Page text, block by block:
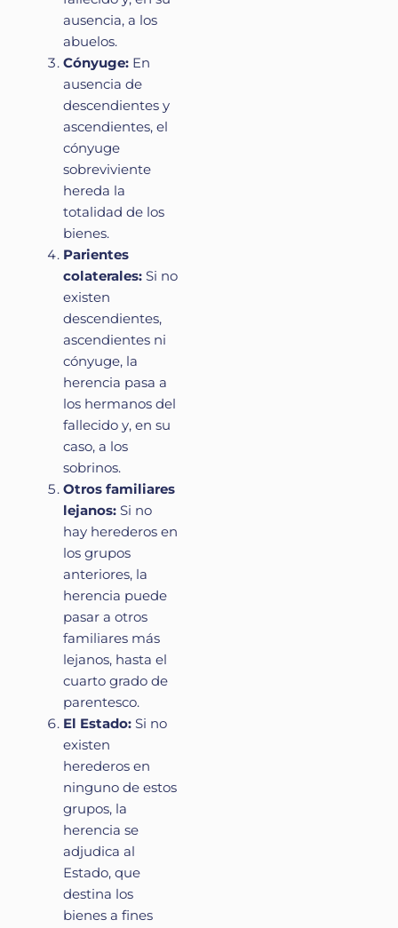
ausencia, a los
abuelos.
Cónyuge:En
ausencia de
descendientes y
ascendientes, el
cónyuge
sobreviviente
hereda la
totalidad de los
bienes.
Parientes
colaterales:Si no
existen
descendientes,
ascendientes ni
cónyuge, la
herencia pasa a
los hermanos del
fallecido y, en su
caso, a los
sobrinos.
Otros familiares
lejanos:Si no
hay herederos en
los grupos
anteriores, la
herencia puede
pasar a otros
familiares más
lejanos, hasta el
cuarto grado de
parentesco.
El Estado: Si no
existen
herederos en
ninguno de estos
grupos, la
herencia se
adjudica al
Estado, que
destina los
bienes a fines